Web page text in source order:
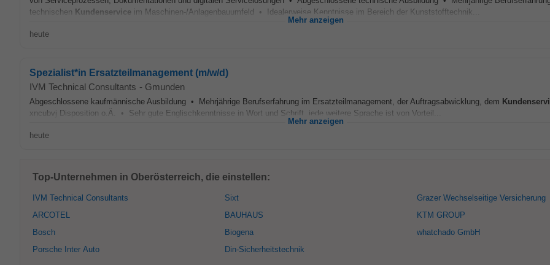
technischen Kundenservice im Maschinen-/Anlagenbauumfeld • Idealerweise Kenntnisse im Bereich der Kunststofftechnik...
Mehr anzeigen
heute
Spezialist*in Ersatzteilmanagement (m/w/d)
IVM Technical Consultants - Gmunden
Abgeschlossene kaufmännische Ausbildung • Mehrjährige Berufserfahrung im Ersatzteilmanagement, der Auftragsabwicklung, dem
xncubvj Disposition o.Ä. • Sehr gute Englischkenntnisse in Wort und Schrift, jede weitere Sprache ist von Vorteil...
Mehr anzeigen
heute
Top-Unternehmen in Oberösterreich, die einstellen:
IVM Technical Consultants
ARCOTEL
Bosch
Porsche Inter Auto
Sixt
BAUHAUS
Biogena
Din-Sicherheitstechnik
Grazer Wechselseitige Versicherung
KTM GROUP
whatchado GmbH